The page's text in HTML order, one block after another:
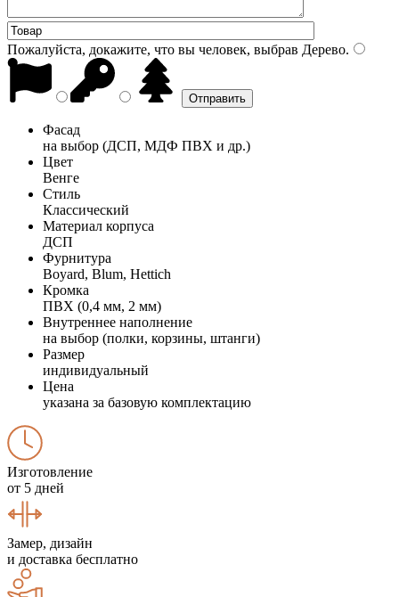
Пожалуйста, докажите, что вы человек, выбрав Дерево.
Фасад
на выбор (ДСП, МДФ ПВХ и др.)
Цвет
Венге
Стиль
Классический
Материал корпуса
ДСП
Фурнитура
Boyard, Blum, Hettich
Кромка
ПВХ (0,4 мм, 2 мм)
Внутреннее наполнение
на выбор (полки, корзины, штанги)
Размер
индивидуальный
Цена
указана за базовую комплектацию
Изготовление
от 5 дней
Замер, дизайн
и доставка бесплатно